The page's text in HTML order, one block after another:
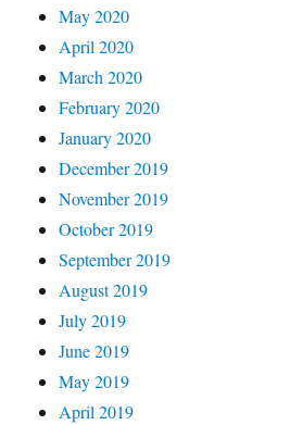
May 2020
April 2020
March 2020
February 2020
January 2020
December 2019
November 2019
October 2019
September 2019
August 2019
July 2019
June 2019
May 2019
April 2019